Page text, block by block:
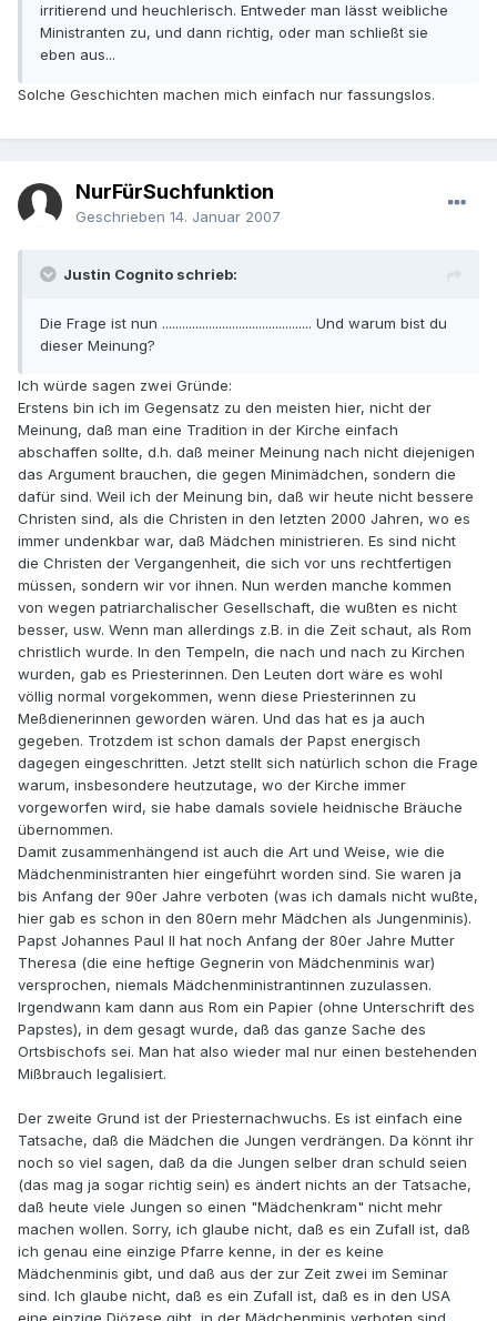
irritierend und heuchlerisch. Entweder man lässt weibliche
Ministranten zu, und dann richtig, oder man schließt sie
eben aus...
Solche Geschichten machen mich einfach nur fassungslos.
NurFürSuchfunktion
Geschrieben 14. Januar 2007
Justin Cognito schrieb:
Die Frage ist nun ............................................. Und warum bist du
dieser Meinung?
Ich würde sagen zwei Gründe:
Erstens bin ich im Gegensatz zu den meisten hier, nicht der
Meinung, daß man eine Tradition in der Kirche einfach
abschaffen sollte, d.h. daß meiner Meinung nach nicht diejenigen
das Argument brauchen, die gegen Minimädchen, sondern die
dafür sind. Weil ich der Meinung bin, daß wir heute nicht bessere
Christen sind, als die Christen in den letzten 2000 Jahren, wo es
immer undenkbar war, daß Mädchen ministrieren. Es sind nicht
die Christen der Vergangenheit, die sich vor uns rechtfertigen
müssen, sondern wir vor ihnen. Nun werden manche kommen
von wegen patriarchalischer Gesellschaft, die wußten es nicht
besser, usw. Wenn man allerdings z.B. in die Zeit schaut, als Rom
christlich wurde. In den Tempeln, die nach und nach zu Kirchen
wurden, gab es Priesterinnen. Den Leuten dort wäre es wohl
völlig normal vorgekommen, wenn diese Priesterinnen zu
Meßdienerinnen geworden wären. Und das hat es ja auch
gegeben. Trotzdem ist schon damals der Papst energisch
dagegen eingeschritten. Jetzt stellt sich natürlich schon die Frage
warum, insbesondere heutzutage, wo der Kirche immer
vorgeworfen wird, sie habe damals soviele heidnische Bräuche
übernommen.
Damit zusammenhängend ist auch die Art und Weise, wie die
Mädchenministranten hier eingeführt worden sind. Sie waren ja
bis Anfang der 90er Jahre verboten (was ich damals nicht wußte,
hier gab es schon in den 80ern mehr Mädchen als Jungenminis).
Papst Johannes Paul II hat noch Anfang der 80er Jahre Mutter
Theresa (die eine heftige Gegnerin von Mädchenminis war)
versprochen, niemals Mädchenministrantinnen zuzulassen.
Irgendwann kam dann aus Rom ein Papier (ohne Unterschrift des
Papstes), in dem gesagt wurde, daß das ganze Sache des
Ortsbischofs sei. Man hat also wieder mal nur einen bestehenden
Mißbrauch legalisiert.
Der zweite Grund ist der Priesternachwuchs. Es ist einfach eine
Tatsache, daß die Mädchen die Jungen verdrängen. Da könnt ihr
noch so viel sagen, daß da die Jungen selber dran schuld seien
(das mag ja sogar richtig sein) es ändert nichts an der Tatsache,
daß heute viele Jungen so einen "Mädchenkram" nicht mehr
machen wollen. Sorry, ich glaube nicht, daß es ein Zufall ist, daß
ich genau eine einzige Pfarre kenne, in der es keine
Mädchenminis gibt, und daß aus der zur Zeit zwei im Seminar
sind. Ich glaube nicht, daß es ein Zufall ist, daß es in den USA